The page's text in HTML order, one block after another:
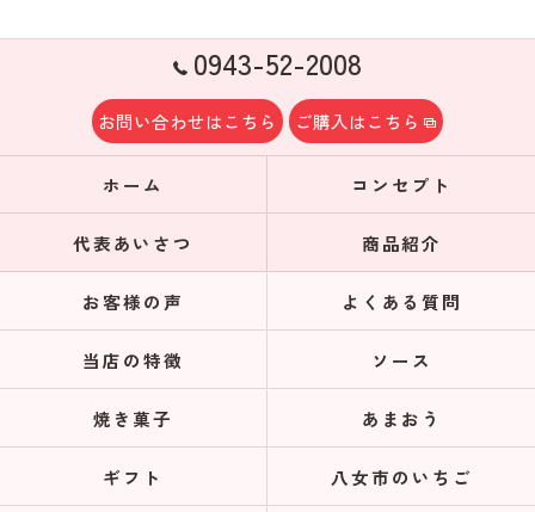
0943-52-2008
お問い合わせはこちら ご購入はこちら
ホーム コンセプト
代表あいさつ 商品紹介
お客様の声 よくある質問
当店の特徴 ソース
焼き菓子 あまおう
ギフト 八女市のいちご